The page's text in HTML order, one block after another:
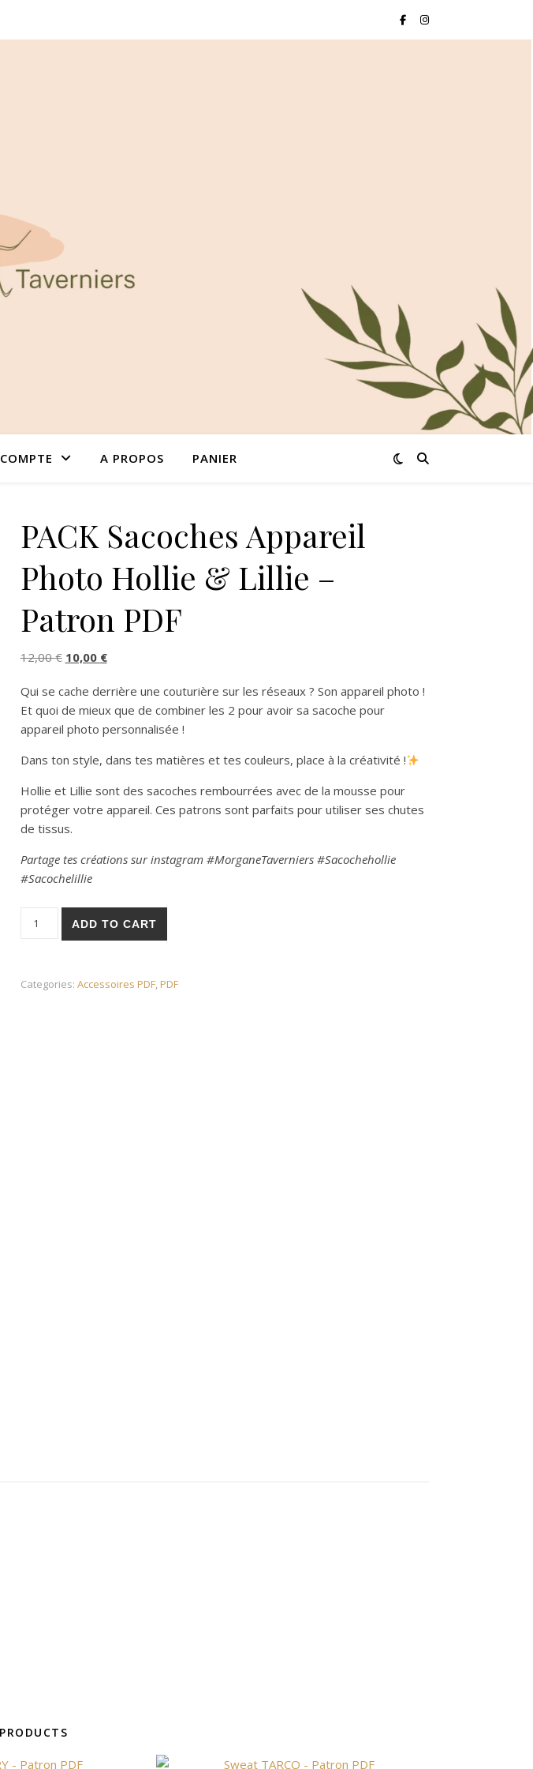
A PROPOS PANIER
PACK Sacoches Appareil
Photo Hollie & Lillie –
Patron PDF
12,00€ Original price was: 12,00 €.
10,00 €Current price is: 10,00 €.
Qui se cache derrière une couturière sur les réseaux ? Son appareil photo !
Et quoi de mieux que de combiner les 2 pour avoir sa sacoche pour
appareil photo personnalisée !
Dans ton style, dans tes matières et tes couleurs, place à la créativité !
Hollie et Lillie sont des sacoches rembourrées avec de la mousse pour
protéger votre appareil. Ces patrons sont parfaits pour utiliser ses chutes
de tissus.
Partage tes créations sur instagram #MorganeTaverniers #Sacochehollie
#Sacochelillie
PACK Sacoches Appareil Photo Hollie & Lillie - Patron PDF quantity
ADD TO CART
Categories: Accessoires PDF,PDF